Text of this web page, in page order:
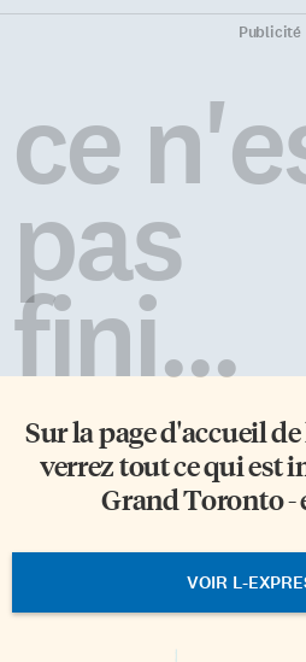
Publicité
ce
pas
fini...
Sur la page d'accueil de
verrez tout ce qui est
Grand Toronto -
VOIR L-